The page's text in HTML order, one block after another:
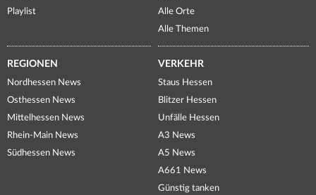
Playlist
Alle Orte
Alle Themen
REGIONEN
Nordhessen News
Osthessen News
Mittelhessen News
Rhein-Main News
Südhessen News
VERKEHR
Staus Hessen
Blitzer Hessen
Unfälle Hessen
A3 News
A5 News
A661 News
Günstig tanken